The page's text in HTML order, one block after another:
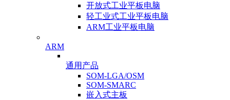
开放式工业平板电脑
轻工业式工业平板电脑
ARM工业平板电脑
ARM
通用产品
SOM-LGA/OSM
SOM-SMARC
嵌入式主板